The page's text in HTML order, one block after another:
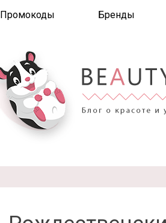
Промокоды Бренды